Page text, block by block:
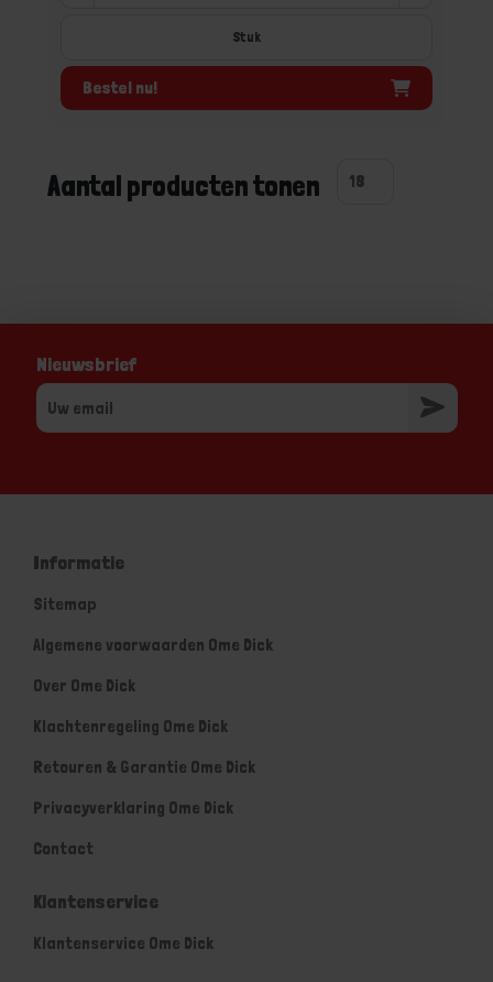
Stuk
Bestel nu!
Aantal producten tonen
Nieuwsbrief
Informatie
Sitemap
Algemene voorwaarden Ome Dick
Over Ome Dick
Klachtenregeling Ome Dick
Retouren & Garantie Ome Dick
Privacyverklaring Ome Dick
Contact
Klantenservice
Klantenservice Ome Dick